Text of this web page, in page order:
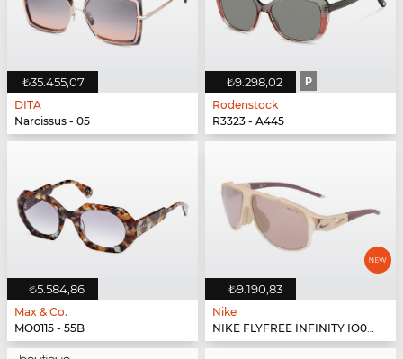
₺35.455,07
DITA
Narcissus - 05
₺9.298,02 P
Rodenstock
R3323 - A445
₺5.584,86
Max & Co.
MO0115 - 55B
₺9.190,83
Nike
NIKE FLYFREE INFINITY IO0099X - 126